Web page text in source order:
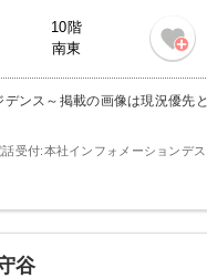
10階
南東
ンス～掲載の画像は現況優先と
受付:本社インフォメーションデス
谷